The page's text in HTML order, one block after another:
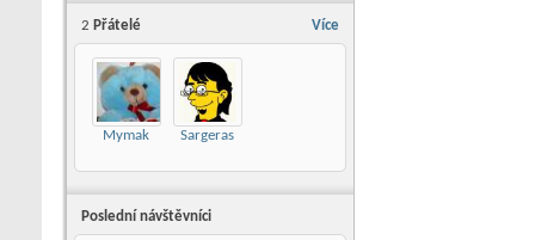
Více
2 Přátelé
Mymak Sargeras
Poslední návštěvníci